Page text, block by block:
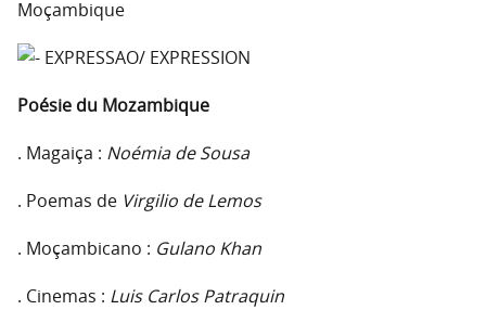
Moçambique
EXPRESSAO/ EXPRESSION
Poésie du Mozambique
. Magaiça : Noémia de Sousa
. Poemas de Virgilio de Lemos
. Moçambicano : Gulano Khan
. Cinemas : Luis Carlos Patraquin